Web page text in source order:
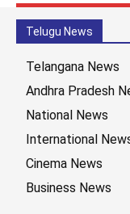
Telugu News
Telangana News
Andhra Pradesh
National News
International
Cinema News
Business News